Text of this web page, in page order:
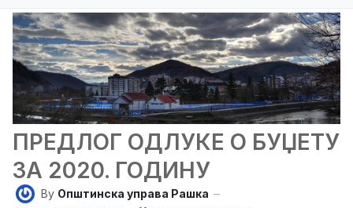
ПРЕДЛОГ ОДЛУКЕ О БУЏЕТУ
ЗА 2020. ГОДИНУ
By Општинска управа Рашка